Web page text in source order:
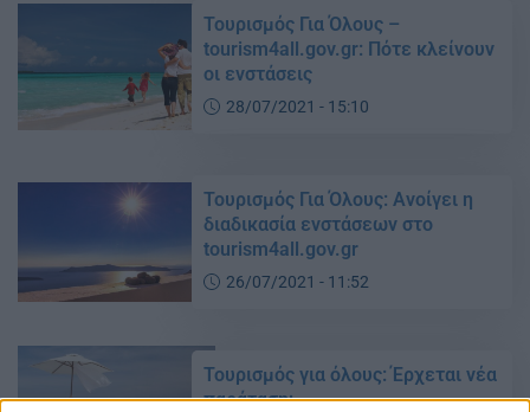
Τουρισμός Για Όλους –
tourism4all.gov.gr: Πότε κλείνουν
οι ενστάσεις
28/07/2021 - 15:10
Τουρισμός Για Όλους: Ανοίγει η
διαδικασία ενστάσεων στο
tourism4all.gov.gr
26/07/2021 - 11:52
Τουρισμός για όλους: Έρχεται νέα
παράταση;